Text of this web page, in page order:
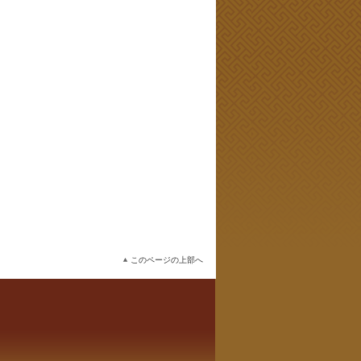
このページの上部へ